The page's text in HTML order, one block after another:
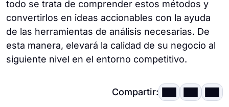
todo se trata de comprender estos métodos y
convertirlos en ideas accionables con la ayuda
de las herramientas de análisis necesarias. De
esta manera, elevará la calidad de su negocio al
siguiente nivel en el entorno competitivo.
Compartir: